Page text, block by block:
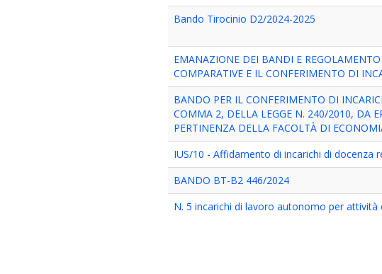
Bando Tirocinio D2/2024-2025
EMANAZIONE DEI BANDI E
COMPARATIVE E IL CONFERIMENTO DI
BANDO PER IL CONFERIMENTO DI
COMMA 2, DELLA LEGGE N. 240/2010, DA
PERTINENZA DELLA FACOLTÀ DI
IUS/10 - Affidamento di incarichi di docenza
BANDO BT-B2 446/2024
N. 5 incarichi di lavoro autonomo per attività